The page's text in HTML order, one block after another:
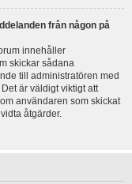
från någon på
innehåller
skickar sådana
till administratören med
är väldigt viktigt att
användaren som skickat
åtgärder.